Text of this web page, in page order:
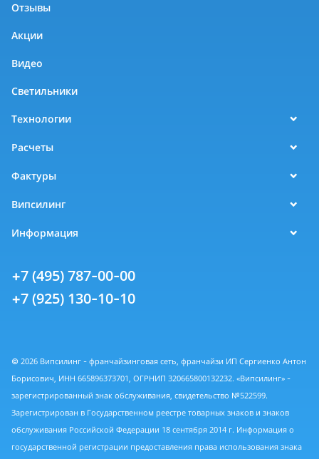
Отзывы
Акции
Видео
Светильники
Технологии
Расчеты
Фактуры
Випсилинг
Информация
+7 (495) 787-00-00
+7 (925) 130-10-10
© 2026 Випсилинг - франчайзинговая сеть, франчайзи ИП Сергиенко Антон
Борисович, ИНН 665896373701, ОГРНИП 320665800132232. «Випсилинг» -
зарегистрированный знак обслуживания, свидетельство №522599.
Зарегистрирован в Государственном реестре товарных знаков и знаков
обслуживания Российской Федерации 18 сентября 2014 г. Информация о
государственной регистрации предоставления права использования знака